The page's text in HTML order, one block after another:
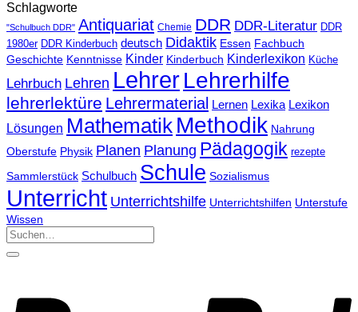
Schlagworte
"Schulbuch DDR" Antiquariat Chemie DDR DDR-Literatur DDR
1980er DDR Kinderbuch deutsch Didaktik Essen Fachbuch
Geschichte Kenntnisse Kinder Kinderbuch Kinderlexikon Küche
Lehrbuch Lehren LehrerLehrerhilfe
lehrerlektüre Lehrermaterial Lernen Lexika Lexikon
Lösungen Mathematik Methodik Nahrung
Oberstufe Physik Planen Planung Pädagogik rezepte
Sammlerstück Schulbuch Schule Sozialismus
Unterricht Unterrichtshilfe Unterrichtshilfen Unterstufe
Wissen
Suchen
nach: